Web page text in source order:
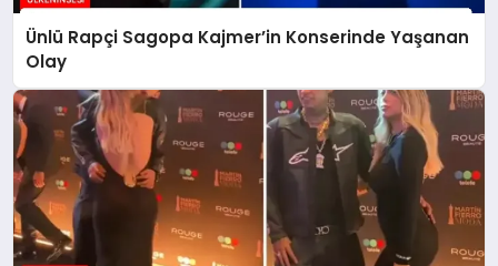
Ünlü Rapçi Sagopa Kajmer’in Konserinde Yaşanan
Olay